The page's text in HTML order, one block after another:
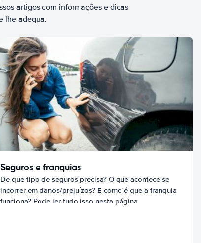
artigos com informações e dicas
lhe adequa.
Seguros e franquias
De que tipo de seguros precisa? O que acontece se
incorrer em danos/prejuízos? E como é que a franquia
funciona? Pode ler tudo isso nesta página